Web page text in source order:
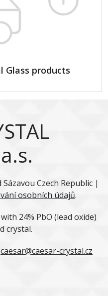
Glass products
Czech Republic |
osobních údajů.
24% PbO (lead oxide)
crystal.
caesar@caesar-crystal.cz